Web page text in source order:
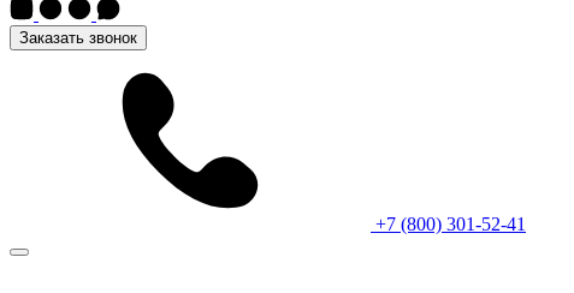
Заказать звонок
+7 (800) 301-52-41